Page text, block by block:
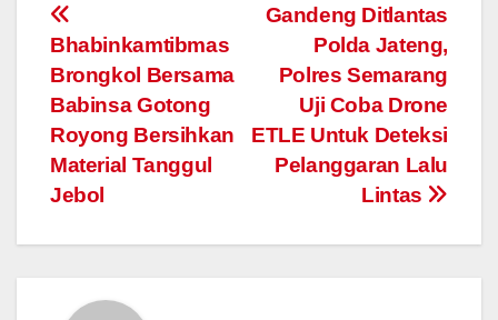
Post
navigation
Gandeng Ditlantas
Polda Jateng,
Polres Semarang
Uji Coba Drone
ETLE Untuk Deteksi
Pelanggaran Lalu
Lintas
Bhabinkamtibmas
Brongkol Bersama
Babinsa Gotong
Royong Bersihkan
Material Tanggul
Jebol